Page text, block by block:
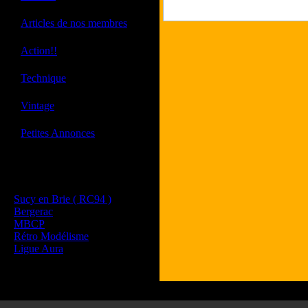
Articles de nos membres
Action!!
Technique
Vintage
Petites Annonces
Sucy en Brie ( RC94 )
Bergerac
MBCP
Rétro Modélisme
Ligue Aura
Les